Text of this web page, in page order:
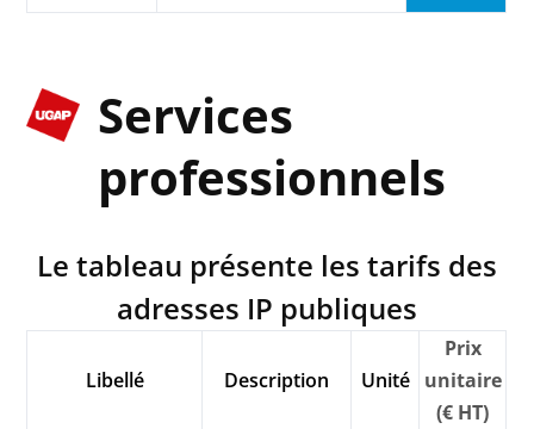
Services
professionnels
Le tableau présente les tarifs des
adresses IP publiques
Libellé Description Unité
Prix
unitaire
(€ HT)